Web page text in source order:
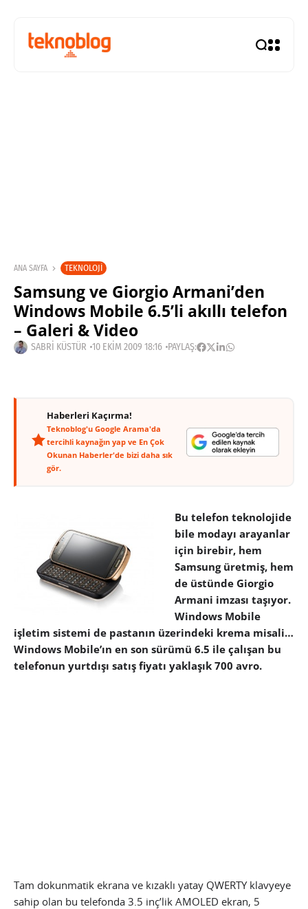
ANA SAYFA TEKNOLOJI
Samsung ve Giorgio Armani’den
Windows Mobile 6.5’li akıllı telefon
– Galeri & Video
SABRI KÜSTÜR 10 EKIM 2009 18:16 PAYLAŞ:
Haberleri Kaçırma!
Teknoblog'u Google Arama'da
tercihli kaynağın yap ve En Çok
Okunan Haberler'de bizi daha sık
gör.
Bu telefon teknolojide
bile modayı arayanlar
için birebir, hem
Samsung üretmiş, hem
de üstünde Giorgio
Armani imzası taşıyor.
Windows Mobile
işletim sistemi de pastanın üzerindeki krema misali…
Windows Mobile’ın en son sürümü 6.5 ile çalışan bu
telefonun yurtdışı satış fiyatı yaklaşık 700 avro.
Tam dokunmatik ekrana ve kızaklı yatay QWERTY klavyeye
sahip olan bu telefonda 3.5 inç’lik AMOLED ekran, 5